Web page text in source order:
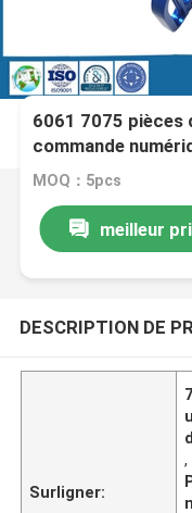
6061 7075 pièces
commande
accessoires de
MOQ：5pcs
meilleur
DESCRIPTION DE
Surligner:
,